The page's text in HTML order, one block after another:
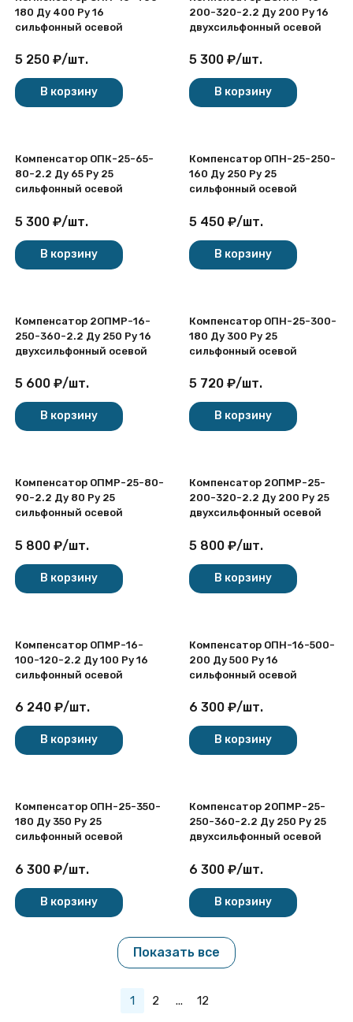
180 Ду 400 Ру 16
сильфонный осевой
5 250 ₽/шт.
В корзину
200-320-2.2 Ду 200 Ру 16
двухсильфонный осевой
5 300 ₽/шт.
В корзину
Компенсатор ОПК-25-65-
80-2.2 Ду 65 Ру 25
сильфонный осевой
5 300 ₽/шт.
В корзину
Компенсатор ОПН-25-250-
160 Ду 250 Ру 25
сильфонный осевой
5 450 ₽/шт.
В корзину
Компенсатор 2ОПМР-16-
250-360-2.2 Ду 250 Ру 16
двухсильфонный осевой
5 600 ₽/шт.
В корзину
Компенсатор ОПН-25-300-
180 Ду 300 Ру 25
сильфонный осевой
5 720 ₽/шт.
В корзину
Компенсатор ОПМР-25-80-
90-2.2 Ду 80 Ру 25
сильфонный осевой
5 800 ₽/шт.
В корзину
Компенсатор 2ОПМР-25-
200-320-2.2 Ду 200 Ру 25
двухсильфонный осевой
5 800 ₽/шт.
В корзину
Компенсатор ОПМР-16-
100-120-2.2 Ду 100 Ру 16
сильфонный осевой
6 240 ₽/шт.
В корзину
Компенсатор ОПН-16-500-
200 Ду 500 Ру 16
сильфонный осевой
6 300 ₽/шт.
В корзину
Компенсатор ОПН-25-350-
180 Ду 350 Ру 25
сильфонный осевой
6 300 ₽/шт.
В корзину
Компенсатор 2ОПМР-25-
250-360-2.2 Ду 250 Ру 25
двухсильфонный осевой
6 300 ₽/шт.
В корзину
Показать все
1 2 ... 12